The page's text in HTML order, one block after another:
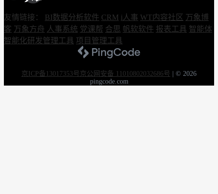
友情链接： BI数据分析软件 CRM i人事 WT内容社区 万象博
客 万象方舟 人事系统 党课帮 合思 帆软软件 报表工具 智能体
智能化研发管理工具 项目管理工具
京ICP备13017353号京公网安备 11010802032686号
© 2026
pingcode.com